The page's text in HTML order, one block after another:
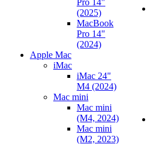
Pro 14"
(2025)
MacBook
Pro 14"
(2024)
Apple Mac
iMac
iMac 24"
M4 (2024)
Mac mini
Mac mini
(M4, 2024)
Mac mini
(M2, 2023)